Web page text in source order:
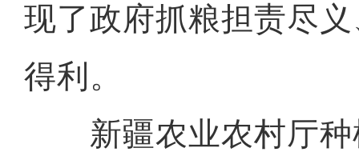
现了政府抓粮担责尽
得利。
新疆农业农村厅种